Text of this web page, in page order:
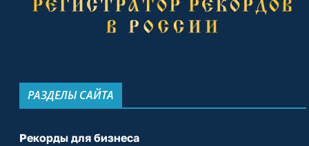
РАЗДЕЛЫ САЙТА
Рекорды для бизнеса